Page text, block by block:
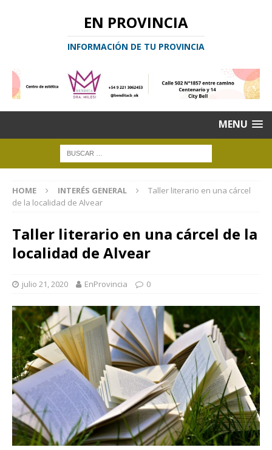
EN PROVINCIA
INFORMACIÓN DE TU PROVINCIA
MENU
HOME INTERÉS GENERAL
Taller literario en una cárcel
de la localidad de Alvear
Taller literario en una cárcel de la
localidad de Alvear
julio 21, 2020 EnProvincia 0